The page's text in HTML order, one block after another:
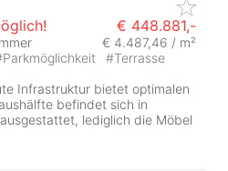
€ 448.881,-
€ 4.487,46 / m²
Parkmöglichkeit #Terrasse
Infrastruktur bietet optimalen
befindet sich in
lediglich die Möbel